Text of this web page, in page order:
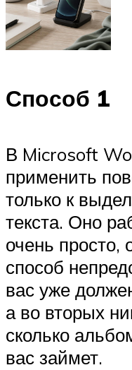
Способ 1
В Microsoft
применить
только к
текста. Оно
очень просто,
способ
вас уже
а во вторых
сколько
вас займет.